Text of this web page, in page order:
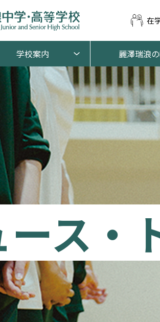
在
学校案内 麗澤瑞浪
ース・